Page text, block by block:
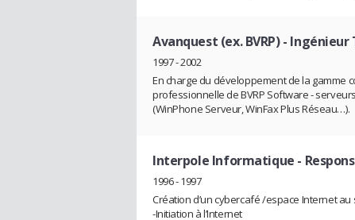
Avanquest (ex. BVRP)- Ingénieur
1997 - 2002
En charge du développement de la gamme
professionnelle de BVRP Software -
(WinPhone Serveur, WinFax Plus Réseau…).
Interpole Informatique -
1996 - 1997
Création d’un cybercafé /espace Internet
-Initiation à l’Internet